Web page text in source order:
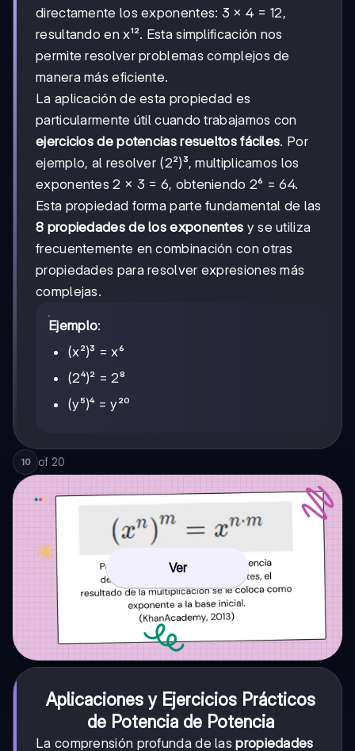
directamente los exponentes: 3 × 4 = 12,
resultando en x¹². Esta simplificación nos
permite resolver problemas complejos de
manera más eficiente.
La aplicación de esta propiedad es
particularmente útil cuando trabajamos con
ejercicios de potencias resueltos fáciles. Por
ejemplo, al resolver (2²)³, multiplicamos los
exponentes 2 × 3 = 6, obteniendo 2⁶ = 64.
Esta propiedad forma parte fundamental de las
8 propiedades de los exponentes y se utiliza
frecuentemente en combinación con otras
propiedades para resolver expresiones más
complejas.
Ejemplo:
(x²)³ = x⁶
(2⁴)² = 2⁸
(y⁵)⁴ = y²⁰
10 of 20
Ver
Aplicaciones y Ejercicios Prácticos
de Potencia de Potencia
La comprensión profunda de laspropiedades